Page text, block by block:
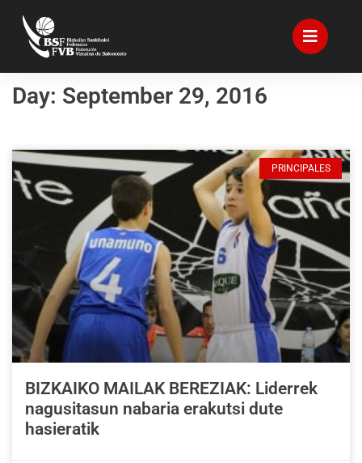
Day: September 29, 2016
PRINCIPALES
BIZKAIKO MAILAK BEREZIAK: Liderrek
nagusitasun nabaria erakutsi dute
hasieratik